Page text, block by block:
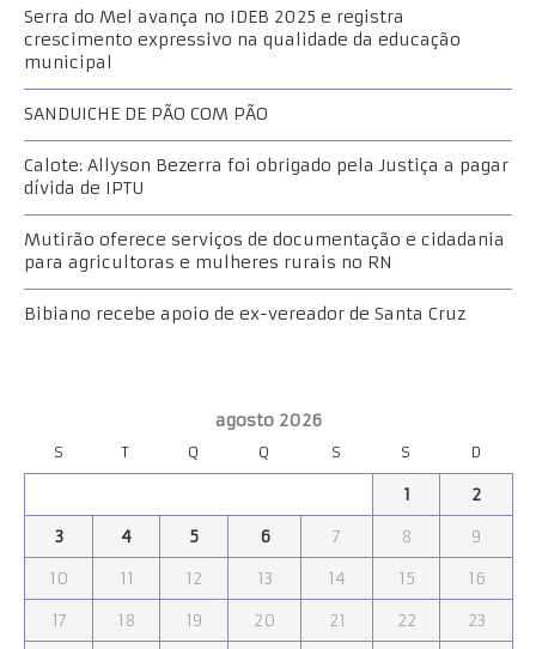
Serra do Mel avança no IDEB 2025 e registra
crescimento expressivo na qualidade da educação
municipal
SANDUICHE DE PÃO COM PÃO
Calote: Allyson Bezerra foi obrigado pela Justiça a pagar
dívida de IPTU
Mutirão oferece serviços de documentação e cidadania
para agricultoras e mulheres rurais no RN
Bibiano recebe apoio de ex-vereador de Santa Cruz
agosto 2026
S T Q Q S S D
1
2
3
4 5 6 7 8
9
10
11 12 13 14 15
16
17
18 19 20 21 22
23